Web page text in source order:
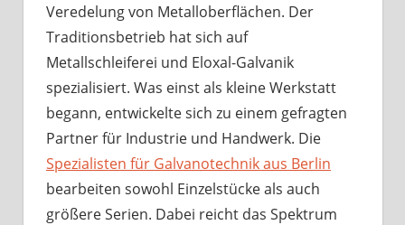
Veredelung von Metalloberflächen. Der
Traditionsbetrieb hat sich auf
Metallschleiferei und Eloxal-Galvanik
spezialisiert. Was einst als kleine Werkstatt
begann, entwickelte sich zu einem gefragten
Partner für Industrie und Handwerk. Die
Spezialisten für Galvanotechnik aus Berlin
bearbeiten sowohl Einzelstücke als auch
größere Serien. Dabei reicht das Spektrum